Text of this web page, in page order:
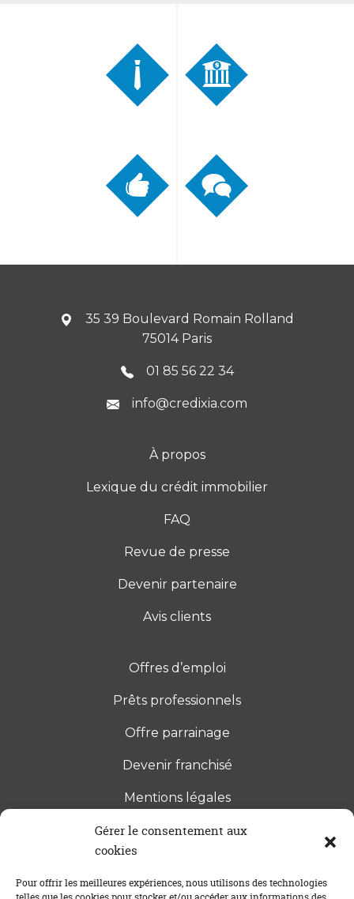
Gérer le consentement aux
cookies
Pour offrir les meilleures expériences, nous utilisons des technologies
35 39 Boulevard Romain Rolland
75014 Paris
01 85 56 22 34
info@credixia.com
À propos
Lexique du crédit immobilier
FAQ
Revue de presse
Devenir partenaire
Avis clients
Offres d’emploi
Prêts professionnels
Offre parrainage
Devenir franchisé
Mentions légales
S’INSCRIRE À LA NEWSLETTER
Abonnez-vous à notre newsletter pour être tenu au